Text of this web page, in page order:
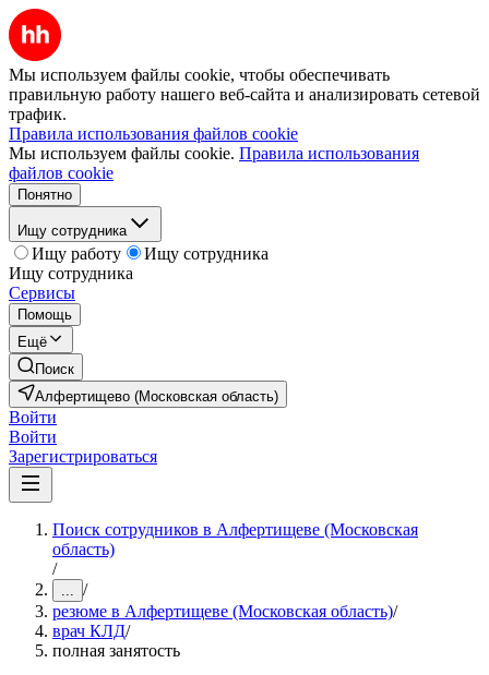
Мы используем файлы cookie, чтобы обеспечивать
правильную работу нашего веб-сайта и анализировать сетевой
трафик.
Правила использования файлов cookie
Мы используем файлы cookie. Правила использования
файлов cookie
Понятно
Ищу сотрудника
Ищу работу
Ищу сотрудника
Ищу сотрудника
Сервисы
Помощь
Ещё
Поиск
Алфертищево (Московская область)
Войти
Войти
Зарегистрироваться
Поиск сотрудников в Алфертищеве (Московская
область)
/
... /
резюме в Алфертищеве (Московская область)/
врач КЛД/
полная занятость